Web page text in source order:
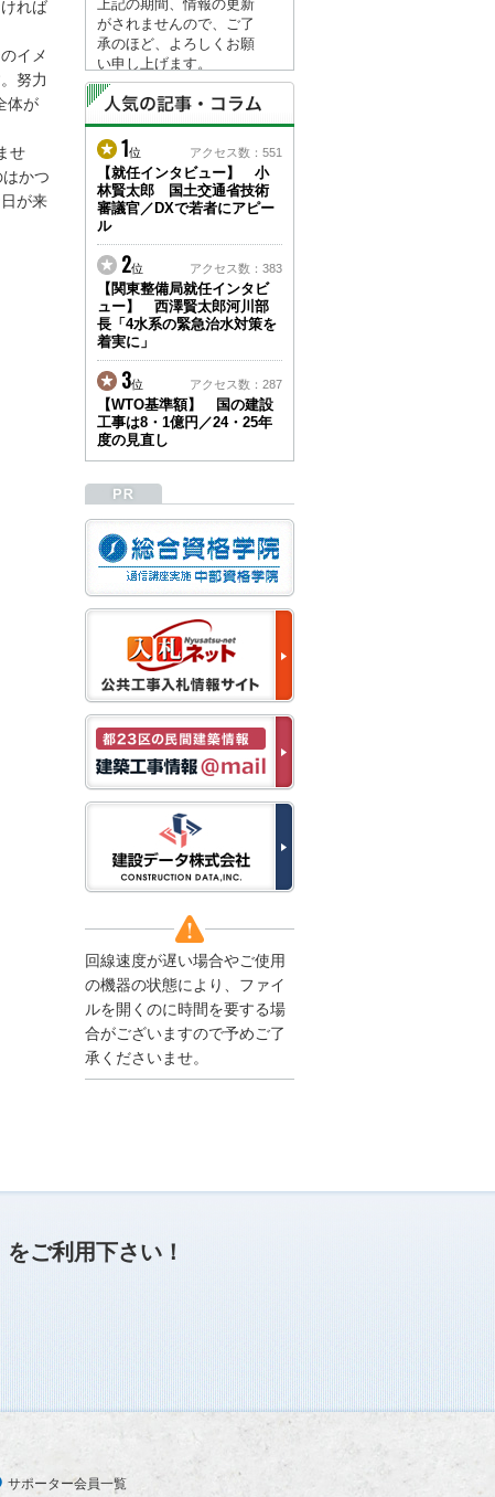
れば
イメ
努力
体が
せ
かつ
が来
上記の期間、情報の更新
がされませんので、ご了
承のほど、よろしくお願
い申し上げます。
なお、情報は８月１７日
(月)より登録されます。
2026/04/23
●ゴールデンウィークに
伴う情報更新停止のお知
らせ(05/02～05/10)●
ユーザー各位
建設資料館をご利用いた
だき、誠に有難うござい
ます。
下記の期間につきまし
て、弊社休業のため情報
更新を停止させていただ
きます。
【期間】５月２日(土)～
５月１０日(日)
上記の期間、情報の更新
がされませんので、ご了
い申し上げます。
から通常通り運営いたし
ます。
2025/12/22
●年末年始に伴う情報更
新停止のお知らせ●
建設資料館をご利用いた
だき、誠に有難うござい
ます。
下記の期間につきまし
て、弊社休業のため情報
更新を停止させていただ
きます。
【期間】１２月２７日
(土)～１月４日(日)
上記の期間、情報の更新
がされませんので、ご了
承のほど、よろしくお願
なお、情報は１月５日
(月)より登録されます。
2025/08/04
●夏季休業に伴う情報更
新停止のお知らせ●
建設資料館をご利用いた
だき、誠に有難うござい
がされませんので、ご了
承のほど、よろしくお願
伴う情報更新停止のお知
らせ(04/26～04/29、05/0
ユーザー各位
1位 アクセス数：551
【就任インタビュー】 小
林賢太郎 国土交通省技術
審議官／DXで若者にアピー
ル
2位 アクセス数：383
【関東整備局就任インタビ
ュー】 西澤賢太郎河川部
長「4水系の緊急治水対策を
着実に」
3位 アクセス数：287
【WTO基準額】 国の建設
工事は8・1億円／24・25年
度の見直し
回線速度が遅い場合やご使用
の機器の状態により、ファイ
ルを開くのに時間を要する場
合がございますので予めご了
承くださいませ。
をご利用下さい！
サポーター会員一覧